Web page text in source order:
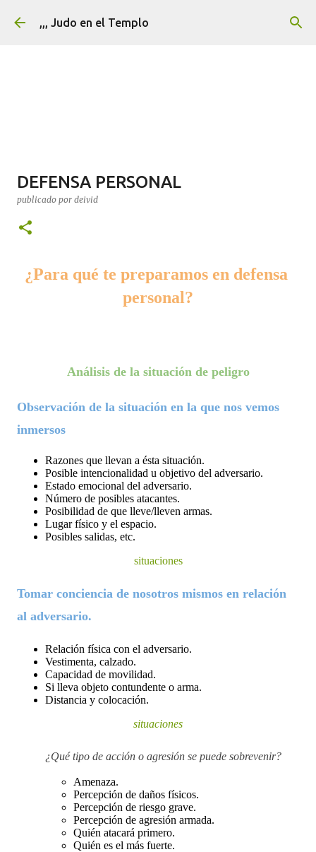
Ir al contenido principal
,,, Judo en el Templo
DEFENSA PERSONAL
publicado por deivid
¿Para qué te preparamos en defensa
personal?
Análisis de la situación de peligro
Observación de la situación en la que nos vemos
inmersos
Razones que llevan a ésta situación.
Posible intencionalidad u objetivo del adversario.
Estado emocional del adversario.
Número de posibles atacantes.
Posibilidad de que lleve/lleven armas.
Lugar físico y el espacio.
Posibles salidas, etc.
situaciones
Tomar conciencia de nosotros mismos en relación
al adversario.
Relación física con el adversario.
Vestimenta, calzado.
Capacidad de movilidad.
Si lleva objeto contundente o arma.
Distancia y colocación.
situaciones
¿Qué tipo de acción o agresión se puede sobrevenir?
Amenaza.
Percepción de daños físicos.
Percepción de riesgo grave.
Percepción de agresión armada.
Quién atacará primero.
Quién es el más fuerte.